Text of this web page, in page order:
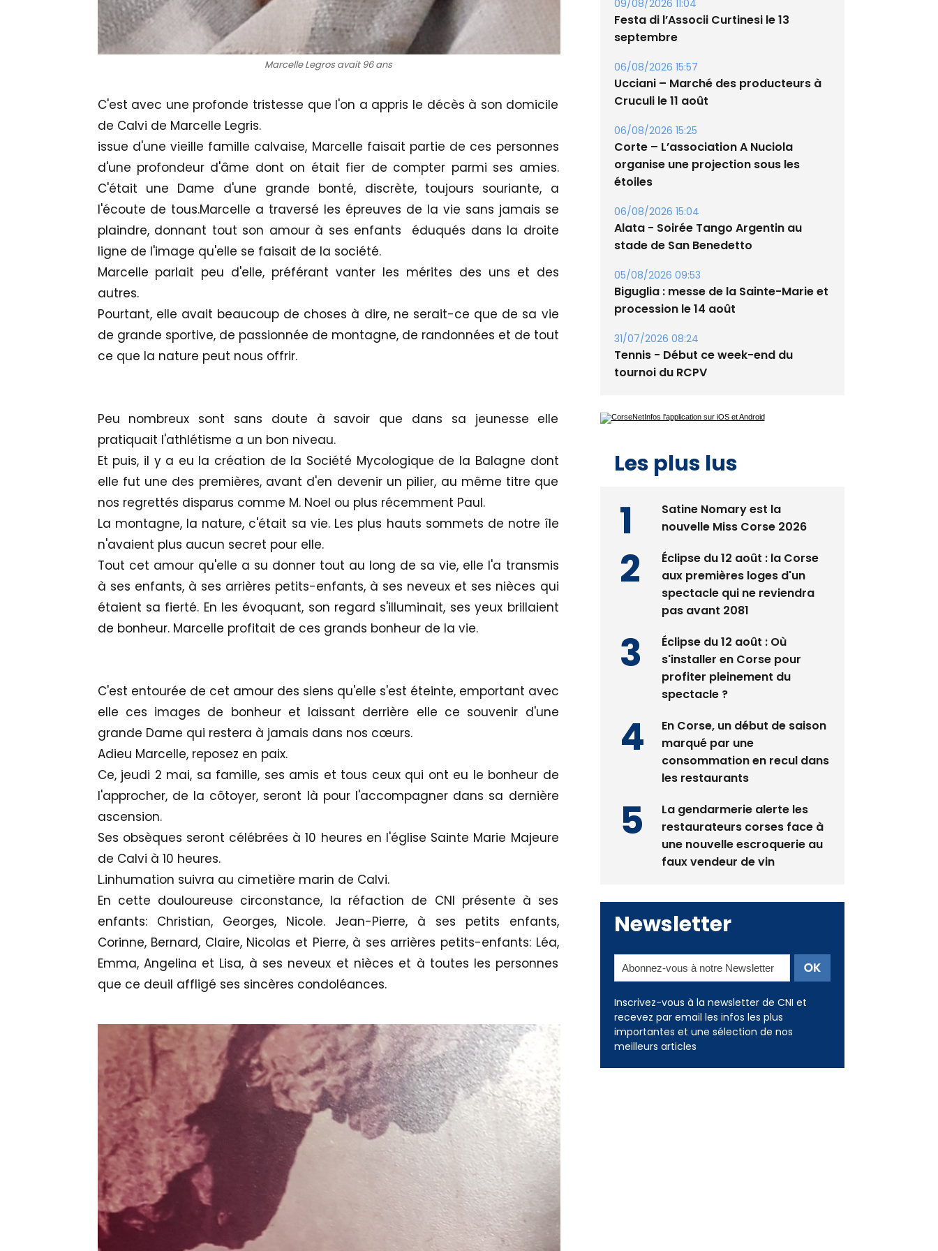
Marcelle Legros avait 96 ans
C'est avec une profonde tristesse que l'on a appris le décès à son domicile
de Calvi de Marcelle Legris.
issue d'une vieille famille calvaise, Marcelle faisait partie de ces personnes
d'une profondeur d'âme dont on était fier de compter parmi ses amies.
C'était une Dame d'une grande bonté, discrète, toujours souriante, a
l'écoute de tous.Marcelle a traversé les épreuves de la vie sans jamais se
plaindre, donnant tout son amour à ses enfants éduqués dans la droite
ligne de l'image qu'elle se faisait de la société.
Marcelle parlait peu d'elle, préférant vanter les mérites des uns et des
autres.
Pourtant, elle avait beaucoup de choses à dire, ne serait-ce que de sa vie
de grande sportive, de passionnée de montagne, de randonnées et de tout
ce que la nature peut nous offrir.
Peu nombreux sont sans doute à savoir que dans sa jeunesse elle
pratiquait l'athlétisme a un bon niveau.
Et puis, il y a eu la création de la Société Mycologique de la Balagne dont
elle fut une des premières, avant d'en devenir un pilier, au même titre que
nos regrettés disparus comme M. Noel ou plus récemment Paul.
La montagne, la nature, c'était sa vie. Les plus hauts sommets de notre île
n'avaient plus aucun secret pour elle.
Tout cet amour qu'elle a su donner tout au long de sa vie, elle l'a transmis
à ses enfants, à ses arrières petits-enfants, à ses neveux et ses nièces qui
étaient sa fierté. En les évoquant, son regard s'illuminait, ses yeux brillaient
de bonheur. Marcelle profitait de ces grands bonheur de la vie.
C'est entourée de cet amour des siens qu'elle s'est éteinte, emportant avec
elle ces images de bonheur et laissant derrière elle ce souvenir d'une
grande Dame qui restera à jamais dans nos cœurs.
Adieu Marcelle, reposez en paix.
Ce, jeudi 2 mai, sa famille, ses amis et tous ceux qui ont eu le bonheur de
l'approcher, de la côtoyer, seront là pour l'accompagner dans sa dernière
ascension.
Ses obsèques seront célébrées à 10 heures en l'église Sainte Marie Majeure
de Calvi à 10 heures.
L.inhumation suivra au cimetière marin de Calvi.
En cette douloureuse circonstance, la réfaction de CNI présente à ses
enfants: Christian, Georges, Nicole. Jean-Pierre, à ses petits enfants,
Corinne, Bernard, Claire, Nicolas et Pierre, à ses arrières petits-enfants: Léa,
Emma, Angelina et Lisa, à ses neveux et nièces et à toutes les personnes
que ce deuil affligé ses sincères condoléances.
09/08/2026 11:04
septembre
06/08/2026 15:57
Cruculi le 11 août
06/08/2026 15:25
Corte – L’association A Nuciola
étoiles
06/08/2026 15:04
stade de San Benedetto
05/08/2026 09:53
procession le 14 août
31/07/2026 08:24
nouvelle Miss Corse 2026
Éclipse du 12 août : la Corse
aux premières loges d'un
pas avant 2081
Éclipse du 12 août : Où
s'installer en Corse pour
spectacle ?
En Corse, un début de saison
marqué par une
les restaurants
La gendarmerie alerte les
restaurateurs corses face à
Newsletter
Inscrivez-vous à la newsletter de CNI et
recevez par email les infos les plus